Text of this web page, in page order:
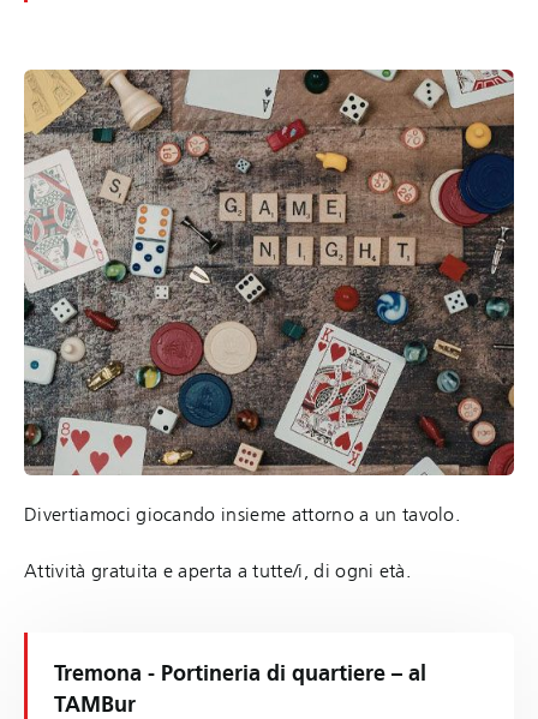
Divertiamoci giocando insieme attorno a un tavolo.
Attività gratuita e aperta a tutte/i, di ogni età.
Tremona - Portineria di quartiere – al
TAMBur